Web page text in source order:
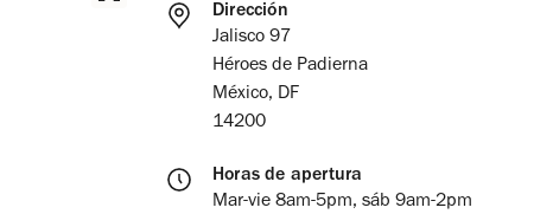
Dirección
Jalisco 97
Héroes de Padierna
México, DF
14200
Horas de apertura
Mar-vie 8am-5pm, sáb 9am-2pm